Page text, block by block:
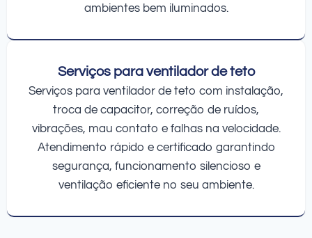
ambientes bem iluminados.
Serviços para ventilador de teto
Serviços para ventilador de teto com instalação,
troca de capacitor, correção de ruídos,
vibrações, mau contato e falhas na velocidade.
Atendimento rápido e certificado garantindo
segurança, funcionamento silencioso e
ventilação eficiente no seu ambiente.